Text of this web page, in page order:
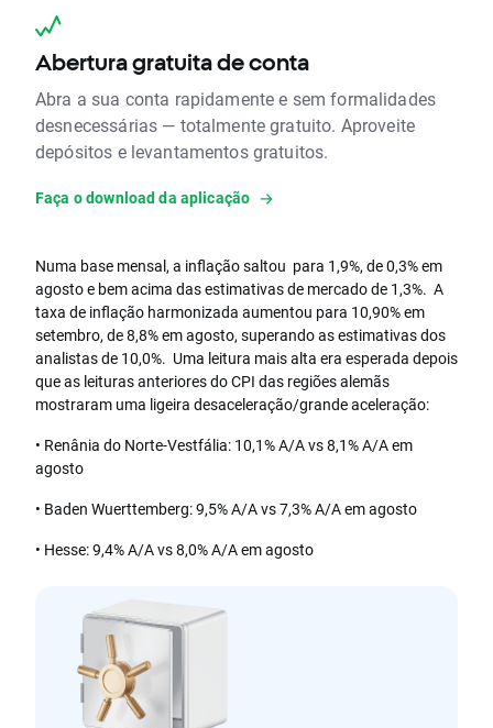
Abertura gratuita de conta
Abra a sua conta rapidamente e sem formalidades
desnecessárias — totalmente gratuito. Aproveite
depósitos e levantamentos gratuitos.
Faça o download da aplicação
Numa base mensal, a inflação saltou para 1,9%, de 0,3% em
agosto e bem acima das estimativas de mercado de 1,3%. A
taxa de inflação harmonizada aumentou para 10,90% em
setembro, de 8,8% em agosto, superando as estimativas dos
analistas de 10,0%. Uma leitura mais alta era esperada depois
que as leituras anteriores do CPI das regiões alemãs
mostraram uma ligeira desaceleração/grande aceleração:
• Renânia do Norte-Vestfália: 10,1% A/A vs 8,1% A/A em
agosto
• Baden Wuerttemberg: 9,5% A/A vs 7,3% A/A em agosto
• Hesse: 9,4% A/A vs 8,0% A/A em agosto